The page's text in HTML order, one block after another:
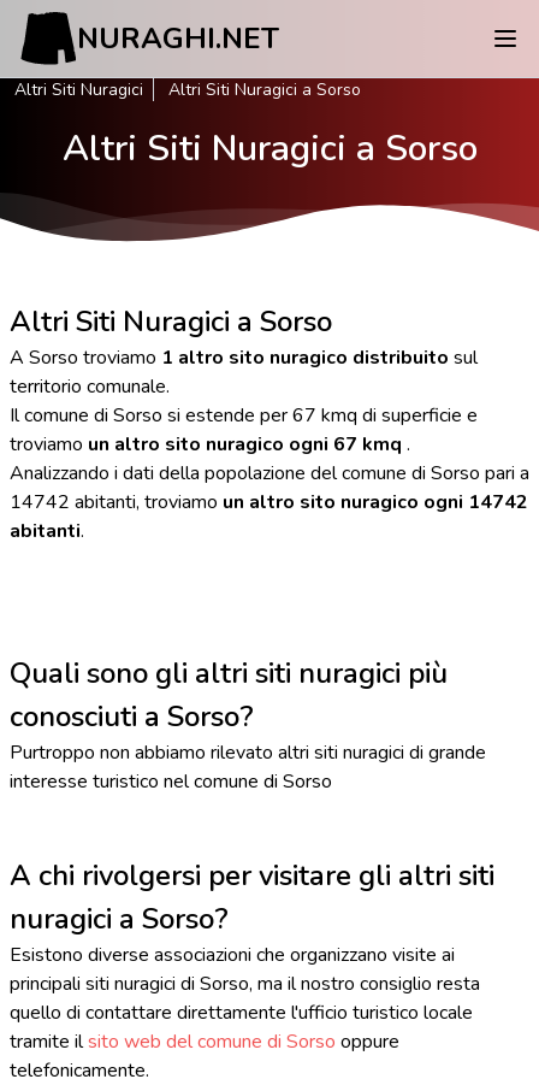
NURAGHI.NET
Altri Siti Nuragici Altri Siti Nuragici a Sorso
Altri Siti Nuragici a Sorso
Altri Siti Nuragici a Sorso
A Sorso troviamo 1 altro sito nuragico distribuito sul
territorio comunale.
Il comune di Sorso si estende per 67 kmq di superficie e
troviamo un altro sito nuragico ogni 67 kmq .
Analizzando i dati della popolazione del comune di Sorso pari a
14742 abitanti, troviamo un altro sito nuragico ogni 14742
abitanti.
Quali sono gli altri siti nuragici più
conosciuti a Sorso?
Purtroppo non abbiamo rilevato altri siti nuragici di grande
interesse turistico nel comune di Sorso
A chi rivolgersi per visitare gli altri siti
nuragici a Sorso?
Esistono diverse associazioni che organizzano visite ai
principali siti nuragici di Sorso, ma il nostro consiglio resta
quello di contattare direttamente l'ufficio turistico locale
tramite ilsito web del comune di Sorso oppure
telefonicamente.